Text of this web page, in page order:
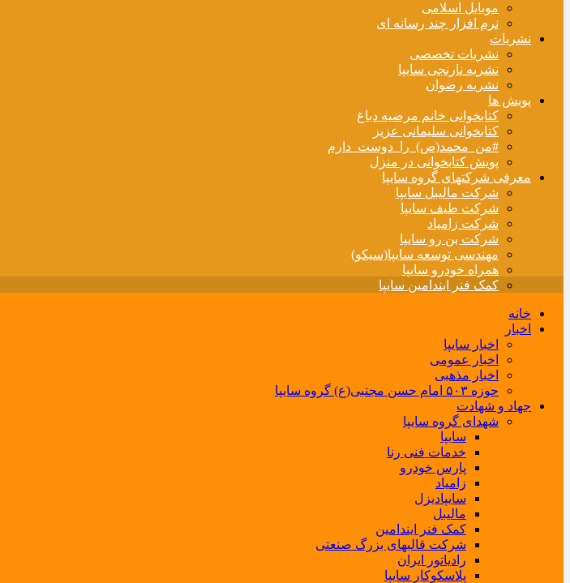
موبایل اسلامی
نرم افزار چند رسانه ای
نشریات
نشریات تخصصی
نشریه نارنجی سایپا
نشریه رضوان
پویش ها
کتابخوانی خانم مرضیه دباغ
کتابخوانی سلیمانی عزیز
#من_محمد(ص)_را_دوست_دارم
پویش کتابخوانی در منزل
معرفی شرکتهای گروه سایپا
شرکت مالیبل سایپا
شرکت طیف سایپا
شرکت زامیاد
شرکت بن رو سایپا
مهندسی توسعه سایپا(سیکو)
همراه خودرو سایپا
کمک فنر ایندامین سایپا
خانه
اخبار
اخبار سایپا
اخبار عمومی
اخبار مذهبی
حوزه ۵۰۳ امام حسن مجتبی(ع) گروه سایپا
جهاد و شهادت
شهدای گروه سایپا
سایپا
خدمات فنی رنا
پارس خودرو
زامیاد
سایپادیزل
مالیبل
کمک فنر ایندامین
شرکت قالبهای بزرگ صنعتی
رادیاتور ایران
پلاسکوکار سایپا